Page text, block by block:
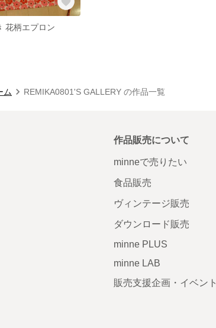
花柄エプロン
ム REMIKA0801'S GALLERY の作品一覧
作品販売について
minneで売りたい
食品販売
ヴィンテージ販売
ダウンロード販売
minne PLUS
minne LAB
販売支援企画・イベント